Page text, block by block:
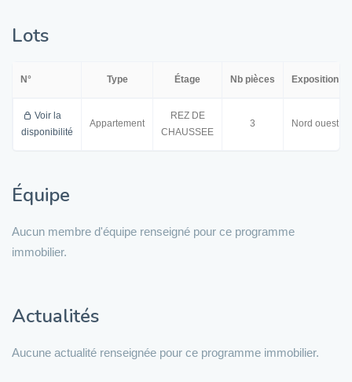
Lots
N° Type Étage Nb pièces Exposition
Voir la
disponibilité
Appartement
REZ DE
CHAUSSEE
3 Nord ouest
Équipe
Aucun membre d'équipe renseigné pour ce programme
immobilier.
Actualités
Aucune actualité renseignée pour ce programme immobilier.